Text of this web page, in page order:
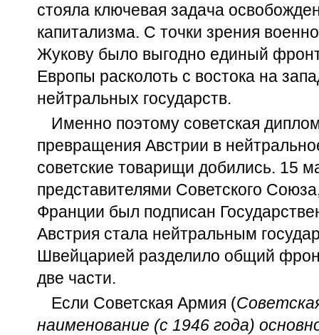
стояла ключевая задача
капитализма. С точки зрения
Жукову было выгодно единый
Европы расколоть с востока на
нейтральных государств.
Именно поэтому советская
превращения Австрии в
советские товарищи добились. 15
представителями Советского
Франции был подписан
Австрия стала нейтральным
Швейцарией разделило общий
две части.
Если Советская Армия (
наименование (с 1946 года)